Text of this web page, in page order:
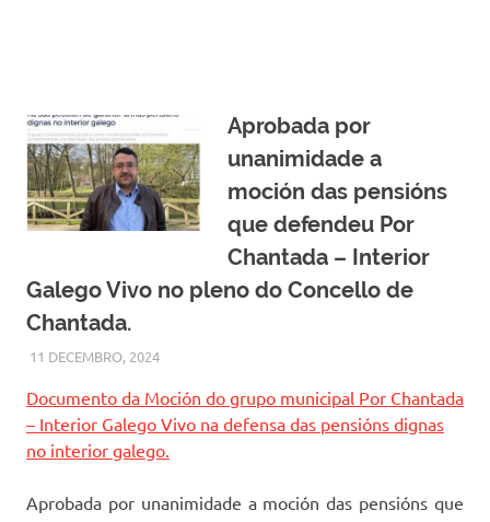
Aprobada por
unanimidade a
moción das pensións
que defendeu Por
Chantada – Interior
Galego Vivo no pleno do Concello de
Chantada.
11 DECEMBRO, 2024MODEPEN
NOVAS DESTACADAS
Documento da Moción do grupo municipal Por Chantada
– Interior Galego Vivo na defensa das pensións dignas
no interior galego.
Aprobada por unanimidade a moción das pensións que